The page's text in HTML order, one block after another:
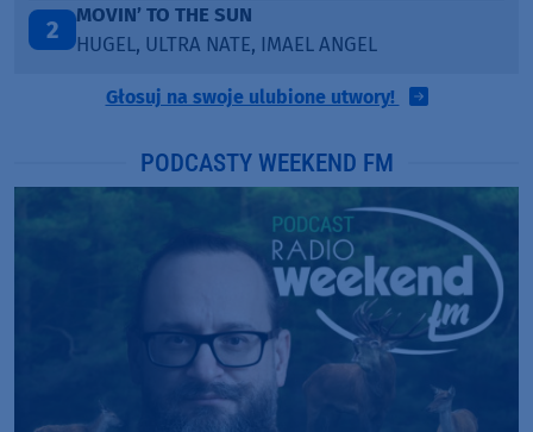
3
LEGENDARY LOVERS (SAVE ME)
KATY PERRY & CHIEF KEEF
Głosuj na swoje ulubione utwory!
PODCASTY WEEKEND FM